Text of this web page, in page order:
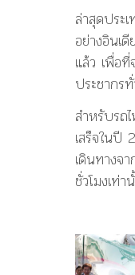
ล่าสุดประ
อย่างอินเดี
แล้ว เพื่อที่
ประชากร
สำหรับรถ
เสร็จในปี
เดินทางจ
ชั่วโมงเท่า